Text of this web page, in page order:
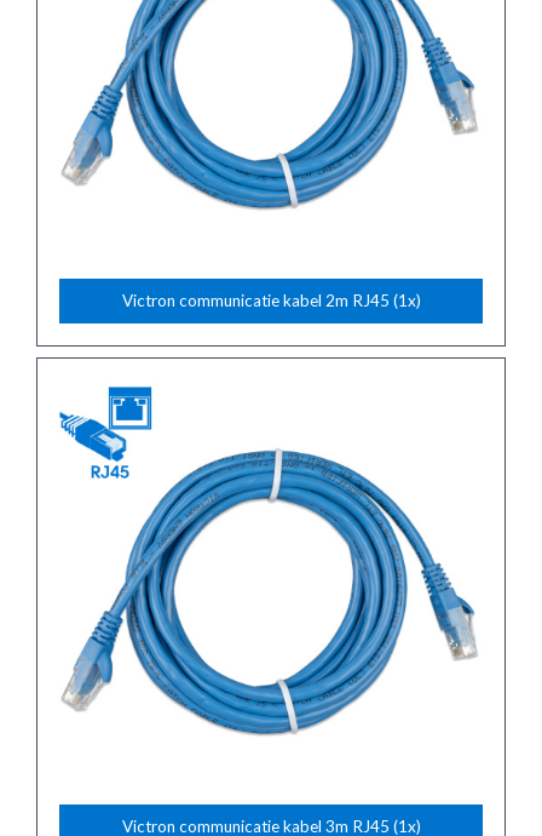
Victron communicatie kabel 2m RJ45 (1x)
Victron communicatie kabel 3m RJ45 (1x)